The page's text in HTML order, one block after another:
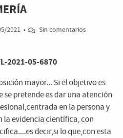
2021 • Sin comentarios
2021-05-6870
mayor... Si el objetivo es
se pretende es dar una atención
en la persona y
la evidencia científica, con
decir,si lo que,con esta